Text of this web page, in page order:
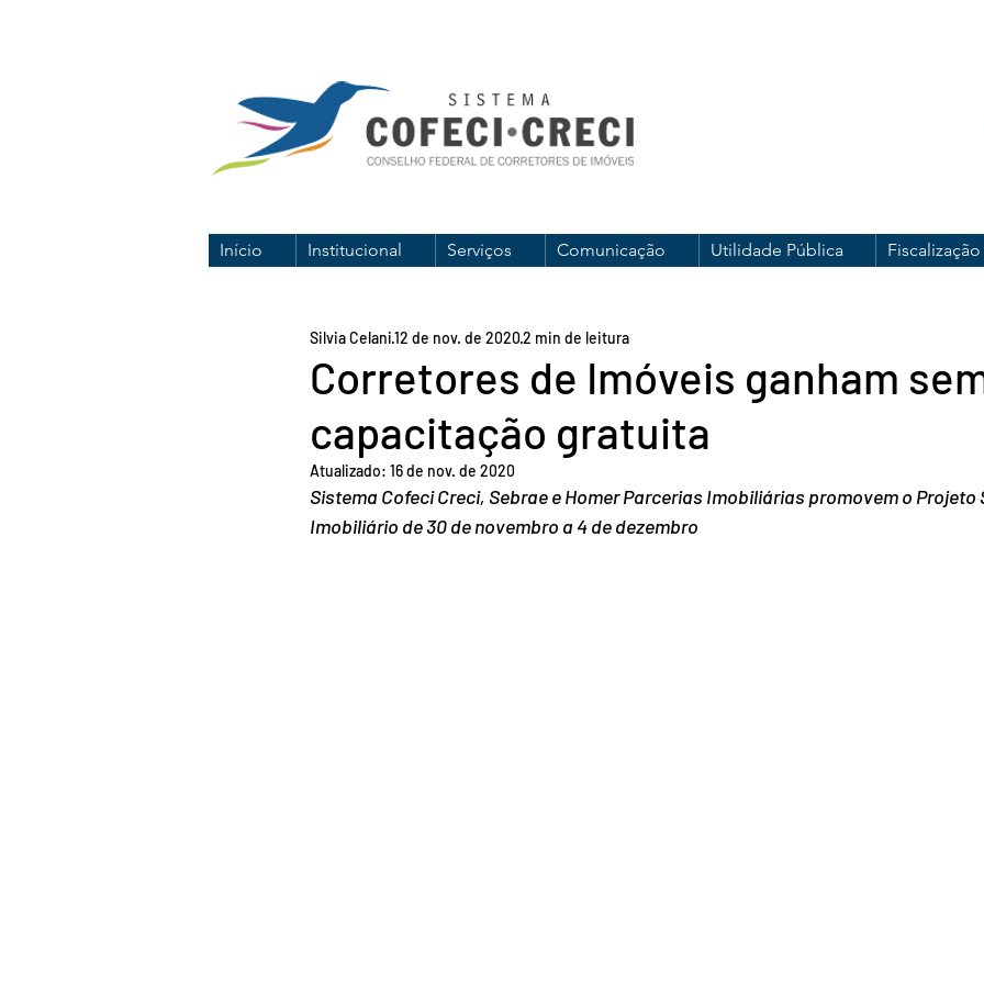
Início Institucional Serviços Comunicação Utilidade Pública Fiscalização
Corretores de Imóveis ganham
capacitação gratuita
Silvia Celani12 de nov. de 20202 min de leitura
Atualizado: 16 de nov. de 2020
Sistema Cofeci Creci, Sebrae e Homer Parcerias Imobiliárias promovem o Projeto
Imobiliário de 30 de novembro a 4 de dezembro